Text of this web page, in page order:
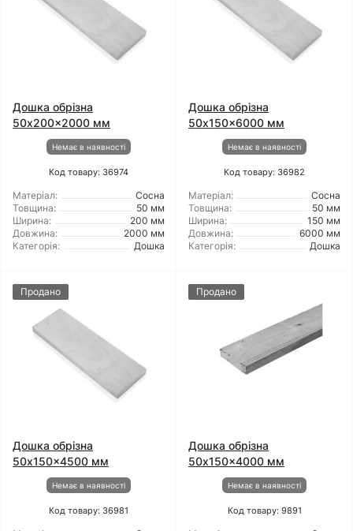
Дошка обрізна
50x200x2000 мм
Немає в наявності
Код товару: 36974
Матеріал:
Сосна
Товщина:
50 мм
Ширина:
200 мм
Довжина:
2000 мм
Категорія:
Дошка
Дошка обрізна
50x150x6000 мм
Немає в наявності
Код товару: 36982
Матеріал:
Сосна
Товщина:
50 мм
Ширина:
150 мм
Довжина:
6000 мм
Категорія:
Дошка
Продано
Дошка обрізна
50x150x4500 мм
Немає в наявності
Код товару: 36981
Продано
Дошка обрізна
50x150x4000 мм
Немає в наявності
Код товару: 9891